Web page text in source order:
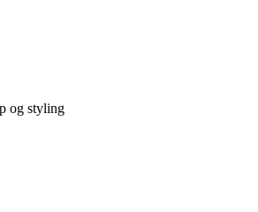
og styling